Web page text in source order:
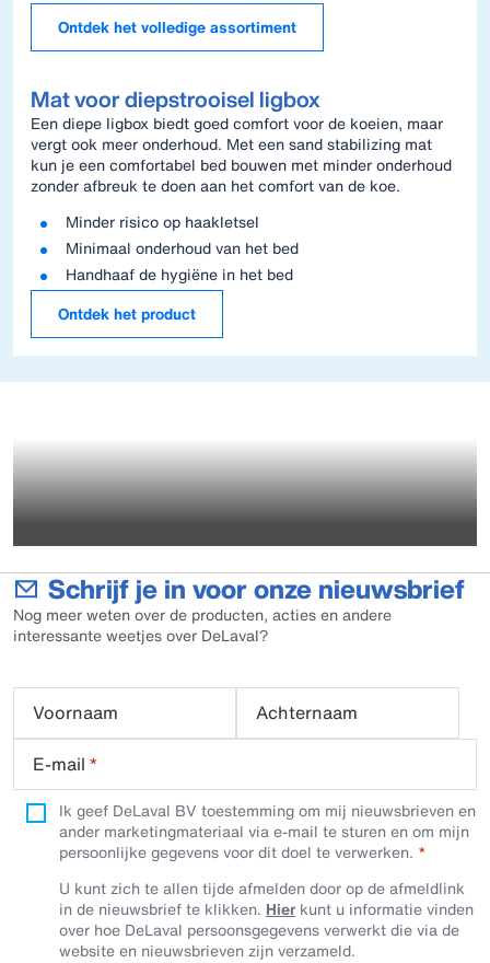
Ontdek het volledige assortiment
Mat voor diepstrooisel ligbox
Een diepe ligbox biedt goed comfort voor de koeien, maar
vergt ook meer onderhoud. Met een sand stabilizing mat
kun je een comfortabel bed bouwen met minder onderhoud
zonder afbreuk te doen aan het comfort van de koe.
Minder risico op haakletsel
Minimaal onderhoud van het bed
Handhaaf de hygiëne in het bed
Ontdek het product
Schrijf je in voor onze nieuwsbrief
Nog meer weten over de producten, acties en andere
interessante weetjes over DeLaval?
Voornaam
Achternaam
E-mail *
Ik geef DeLaval BV toestemming om mij nieuwsbrieven en
ander marketingmateriaal via e-mail te sturen en om mijn
persoonlijke gegevens voor dit doel te verwerken.
U kunt zich te allen tijde afmelden door op de afmeldlink
in de nieuwsbrief te klikken. Hier kunt u informatie vinden
over hoe DeLaval persoonsgegevens verwerkt die via de
website en nieuwsbrieven zijn verzameld.